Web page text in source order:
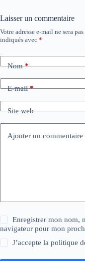
Laisser un commentaire
Votre adresse e-mail ne sera
indiqués avec *
Nom*
E-mail*
Site web
Ajouter un commentaire
Enregistrer mon nom,
navigateur pour mon
J’accepte lapolitique